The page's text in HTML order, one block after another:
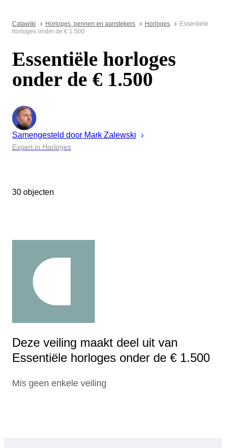
Catawiki Horloges, pennen en aanstekers Horloges
Essentiële
horloges onder de € 1.500
Essentiële horloges
onder de € 1.500
Samengesteld door Mark Zalewski
Expert in Horloges
30 objecten
Deze veiling maakt deel uit van
Essentiële horloges onder de € 1.500
Mis geen enkele veiling